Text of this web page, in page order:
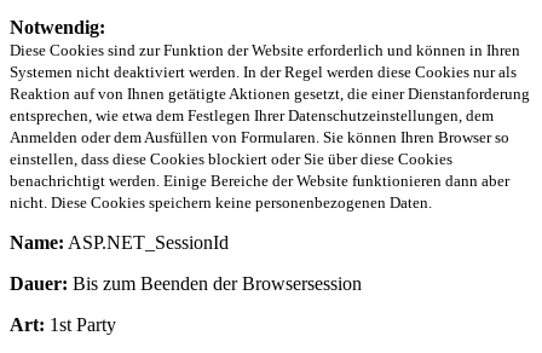
Notwendig:
Diese Cookies sind zur Funktion der Website erforderlich und können in Ihren
Systemen nicht deaktiviert werden. In der Regel werden diese Cookies nur als
Reaktion auf von Ihnen getätigte Aktionen gesetzt, die einer Dienstanforderung
entsprechen, wie etwa dem Festlegen Ihrer Datenschutzeinstellungen, dem
Anmelden oder dem Ausfüllen von Formularen. Sie können Ihren Browser so
einstellen, dass diese Cookies blockiert oder Sie über diese Cookies
benachrichtigt werden. Einige Bereiche der Website funktionieren dann aber
nicht. Diese Cookies speichern keine personenbezogenen Daten.
Name: ASP.NET_SessionId
Dauer: Bis zum Beenden der Browsersession
Art: 1st Party